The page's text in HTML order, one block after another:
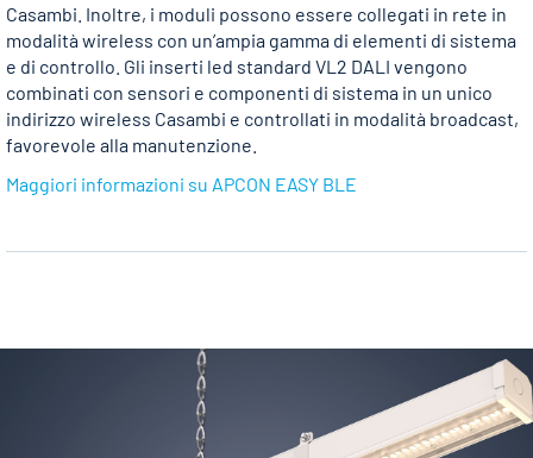
Casambi. Inoltre, i moduli possono essere collegati in rete in
modalità wireless con un’ampia gamma di elementi di sistema
e di controllo. Gli inserti led standard VL2 DALI vengono
combinati con sensori e componenti di sistema in un unico
indirizzo wireless Casambi e controllati in modalità broadcast,
favorevole alla manutenzione.
Maggiori informazioni su APCON EASY BLE